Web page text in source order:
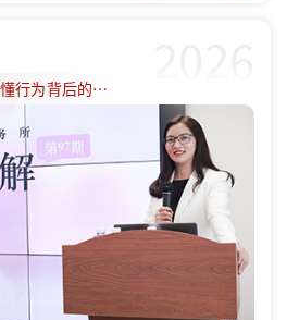
懂法律、懂你、懂TA、懂行为背后的原因